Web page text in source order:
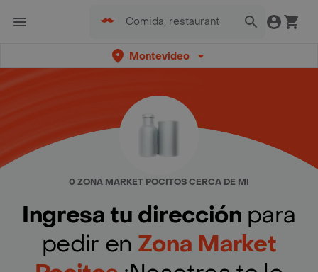
Montevideo
0 ZONA MARKET POCITOS CERCA DE MI
Ingresa tu dirección para
pedir en Zona Market